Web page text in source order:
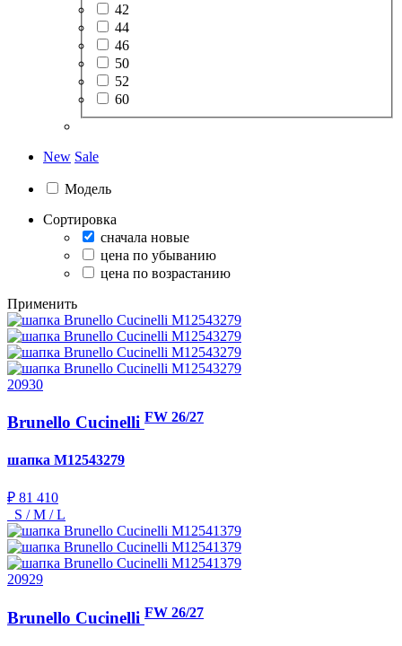
42
44
46
50
52
60
New Sale
Модель
Сортировка
сначала новые
цена по убыванию
цена по возрастанию
Применить
20930
Brunello Cucinelli FW 26/27
шапка M12543279
₽ 81 410
S / M / L
20929
Brunello Cucinelli FW 26/27